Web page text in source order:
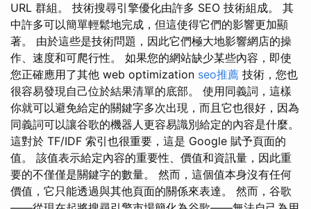
URL 群組。 技術搜尋引擎優化由許多 SEO 技術組成。 其
中許多可以簡單輕鬆地完成，但這使得它們的影響更加顯
著。 由於這些是技術問題，因此它們極大地影響網店的操
作、速度和可爬行性。 如果您的網站缺少某些內容，即使
您正確應用了其他 web optimization seo推薦 技術，您也
很容易發現自己位於結果清單的底部。 使用同義詞，這樣
你就可以避免給定的關鍵字多次出現，而且它也很好，因為
同義詞可以讓谷歌的機器人更容易識別給定的內容是什麼。
這對於 TF/IDF 索引也很重要，這是 Google 賦予頁面的
值。 該值表示給定內容的重要性、價值和資訊量，因此重
要的不僅僅是關鍵字的數量。 然而，這個值本身沒有任何
價值，它只能透過與其他頁面的關係來表達。 然而，谷歌